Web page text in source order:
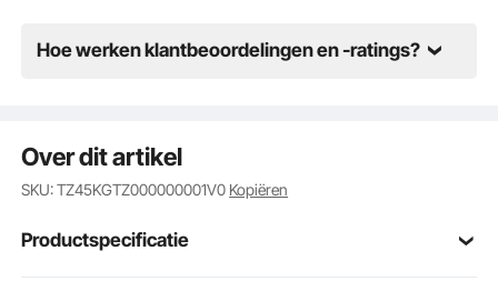
Hoe werken klantbeoordelingen en -ratings?
Over dit artikel
SKU: TZ45KGTZ000000001V0 Kopiëren
Productspecificatie